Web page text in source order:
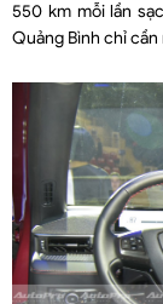
550 km mỗi lần
Quảng Bình chỉ cần